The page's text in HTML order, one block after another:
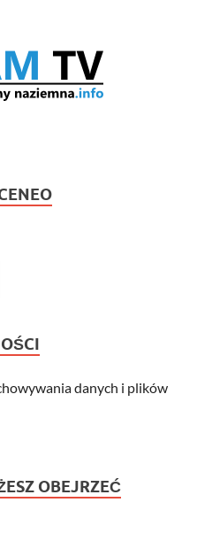
danych i plików
OBEJRZEĆ